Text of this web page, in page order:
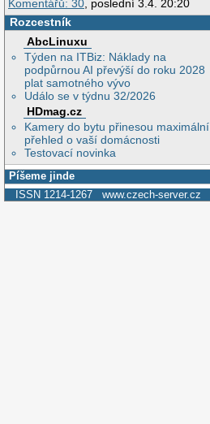
Komentářů: 30 , poslední 3.4. 20:20
Rozcestník
AbcLinuxu
Týden na ITBiz: Náklady na
podpůrnou AI převýší do roku 2028
plat samotného vývo
Událo se v týdnu 32/2026
HDmag.cz
Kamery do bytu přinesou maximální
přehled o vaší domácnosti
Testovací novinka
Píšeme jinde
ISSN 1214-1267 www.czech-server.cz